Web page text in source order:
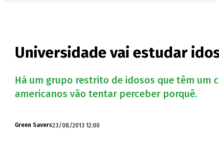
Universidade vai estudar
Há um grupo restrito de idosos que têm um
americanos vão tentar perceber porquê.
Green Savers23/08/2013 12:00